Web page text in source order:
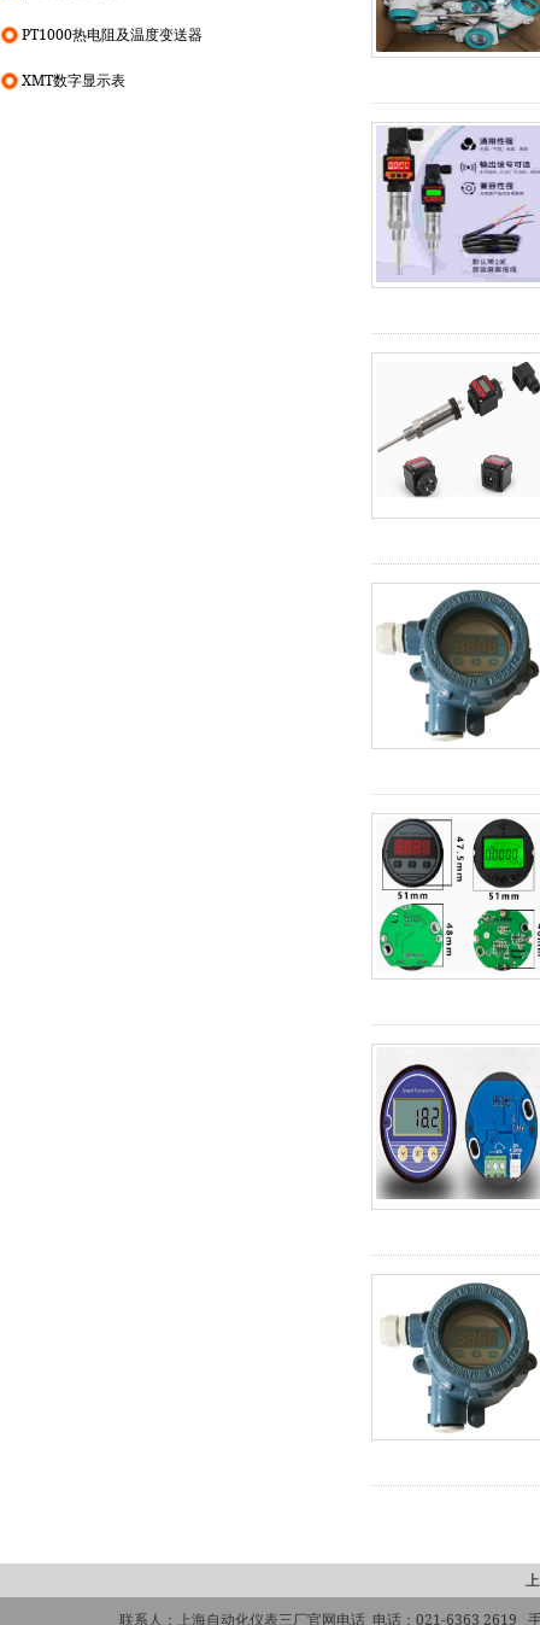
PT1000热电阻及温度变送器
XMT数字显示表
联系人：上海自动化仪表三厂官网电话 电话：021-6363 2619